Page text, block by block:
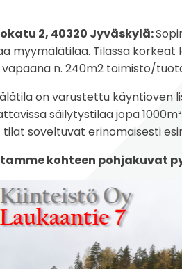
2, 40320 Jyväskylä:
myymälätilaa. Tilassa korkeat
vapaana n. 240m2 toimisto/
on varustettu käyntioven
säilytystilaa jopa
soveltuvat erinomaisesti
kohteen pohjakuvat